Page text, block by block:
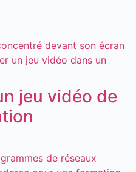
jeu vidéo de